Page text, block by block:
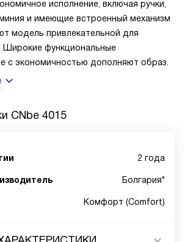
исполнение, включая ручки,
и имеющие встроенный механизм
модель привлекательной для
Широкие функциональные
с экономичностью дополняют образ.
CNbe 4015
2 года
Болгария*
Комфорт (Comfort)